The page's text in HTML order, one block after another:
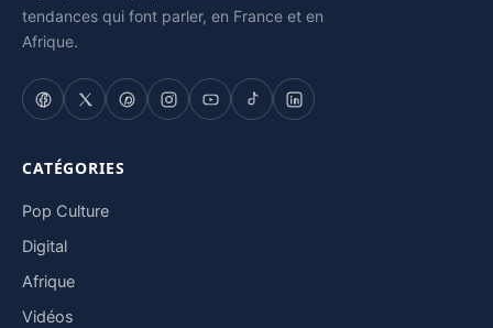
tendances qui font parler, en France et en
Afrique.
CATÉGORIES
Pop Culture
Digital
Afrique
Vidéos